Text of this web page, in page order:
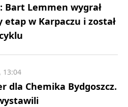
Bart Lemmen wygrał
etap w Karpaczu i został
dla Chemika Bydgoszcz.
13:04